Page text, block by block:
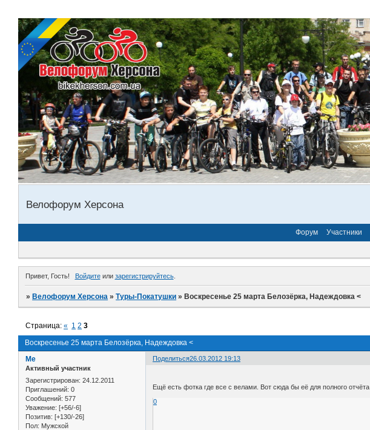
Велофорум Херсона
Форум Участники
Привет, Гость! Войдитеили зарегистрируйтесь.
» Велофорум Херсона »Туры-Покатушки » Воскресенье 25 марта Белозёрка, Надеждовка <
Воскресенье 25 марта Белозёрка, Надеждовка <
Страница:« 1 2 3
Поделиться26.03.2012 19:13
Me
Активный участник
Зарегистрирован: 24.12.2011
Приглашений: 0
Сообщений: 577
Уважение: [+56/-6]
Позитив: [+130/-26]
Пол: Мужской
Ещё есть фотка где все с велами. Вот сюда бы её для полного отчёта
0